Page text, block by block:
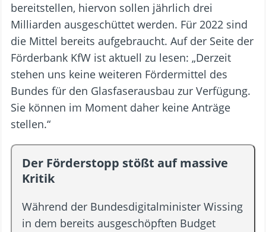
bereitstellen, hiervon sollen jährlich drei
Milliarden ausgeschüttet werden. Für 2022 sind
die Mittel bereits aufgebraucht. Auf der Seite der
Förderbank KfW ist aktuell zu lesen: „Derzeit
stehen uns keine weiteren Fördermittel des
Bundes für den Glasfaserausbau zur Verfügung.
Sie können im Moment daher keine Anträge
stellen.“
Der Förderstopp stößt auf massive
Kritik
Während der Bundesdigitalminister Wissing
in dem bereits ausgeschöpften Budget